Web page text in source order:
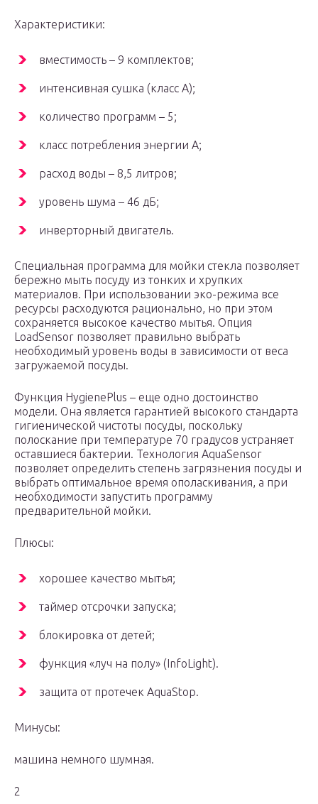
Характеристики:
вместимость – 9 комплектов;
интенсивная сушка (класс A);
количество программ – 5;
класс потребления энергии A;
расход воды – 8,5 литров;
уровень шума – 46 дБ;
инверторный двигатель.
Специальная программа для мойки стекла позволяет
бережно мыть посуду из тонких и хрупких
материалов. При использовании эко-режима все
ресурсы расходуются рационально, но при этом
сохраняется высокое качество мытья. Опция
LoadSensor позволяет правильно выбрать
необходимый уровень воды в зависимости от веса
загружаемой посуды.
Функция HygienePlus – еще одно достоинство
модели. Она является гарантией высокого стандарта
гигиенической чистоты посуды, поскольку
полоскание при температуре 70 градусов устраняет
оставшиеся бактерии. Технология AquaSensor
позволяет определить степень загрязнения посуды и
выбрать оптимальное время ополаскивания, а при
необходимости запустить программу
предварительной мойки.
Плюсы:
хорошее качество мытья;
таймер отсрочки запуска;
блокировка от детей;
функция «луч на полу» (InfoLight).
защита от протечек AquaStop.
Минусы:
машина немного шумная.
2